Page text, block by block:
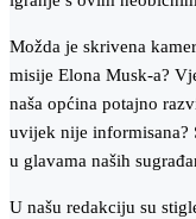
Možda je skrivena
misije Elona Musk-a?
naša općina potajno
uvijek nije informisana?
u glavama naših
U našu redakciju su